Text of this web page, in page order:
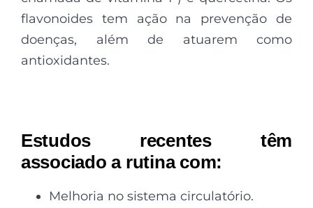
flavonoides tem ação na prevenção de
doenças, além de atuarem como
antioxidantes.
Estudos recentes têm
associado a rutina com:
Melhoria no sistema circulatório.